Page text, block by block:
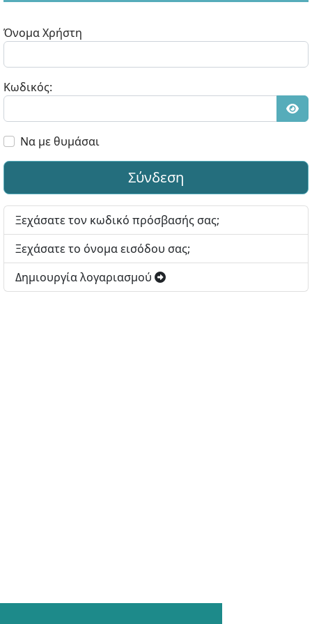
Όνομα Χρήστη
Κωδικός:
Να με θυμάσαι
Σύνδεση
Ξεχάσατε τον κωδικό πρόσβασής σας;
Ξεχάσατε το όνομα εισόδου σας;
Δημιουργία λογαριασμού